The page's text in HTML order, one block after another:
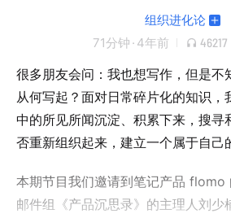
组织进化论
71分钟 · 4年前 46217
很多朋友会问：我也想写作，但是不
从何写起？面对日常碎片化的知识，
中的所见所闻沉淀、积累下来，搜寻
否重新组织起来，建立一个属于自己
本期节目我们邀请到笔记产品 flomo
邮件组《产品沉思录》的主理人刘少